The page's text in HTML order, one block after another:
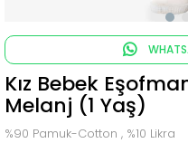
Kız Bebek
Melanj (1 Yaş)
%90 Pamuk-Cotton , %10 Likra